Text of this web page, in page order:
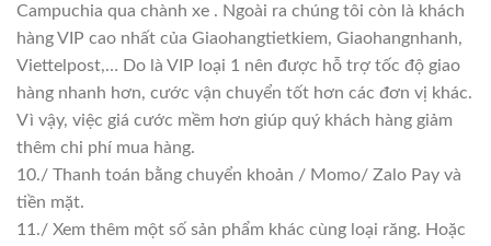
Campuchia qua chành xe . Ngoài ra chúng tôi còn là khách
hàng VIP cao nhất của Giaohangtietkiem, Giaohangnhanh,
Viettelpost,… Do là VIP loại 1 nên được hỗ trợ tốc độ giao
hàng nhanh hơn, cước vận chuyển tốt hơn các đơn vị khác.
Vì vậy, việc giá cước mềm hơn giúp quý khách hàng giảm
thêm chi phí mua hàng.
10./ Thanh toán bằng chuyển khoản / Momo/ Zalo Pay và
tiền mặt.
11./ Xem thêm một số sản phẩm khác cùng loại răng. Hoặc